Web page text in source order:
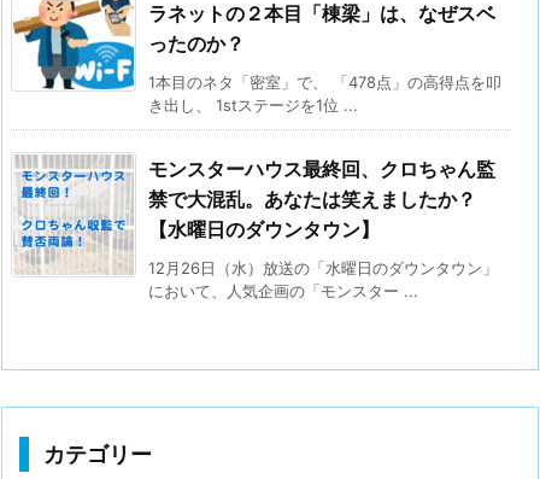
ラネットの２本目「棟梁」は、なぜスベ
ったのか？
1本目のネタ「密室」で、 「478点」の高得点を叩
き出し、 1stステージを1位 ...
モンスターハウス最終回、クロちゃん監
禁で大混乱。あなたは笑えましたか？
【水曜日のダウンタウン】
12月26日（水）放送の「水曜日のダウンタウン」
において、人気企画の「モンスター ...
カテゴリー